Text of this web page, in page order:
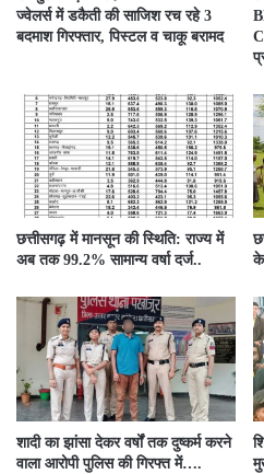
ज्वेलर्स में डकैती की साजिश रच रहे 3
बदमाश गिरफ्तार, पिस्टल व चाकू बरामद
छत्तीसगढ़ में मानसून की स्थिति: राज्य में
अब तक 99.2% सामान्य वर्षा दर्ज..
के
शादी का झांसा देकर वर्षों तक दुष्कर्म करने
वाला आरोपी पुलिस की गिरफ्त में….